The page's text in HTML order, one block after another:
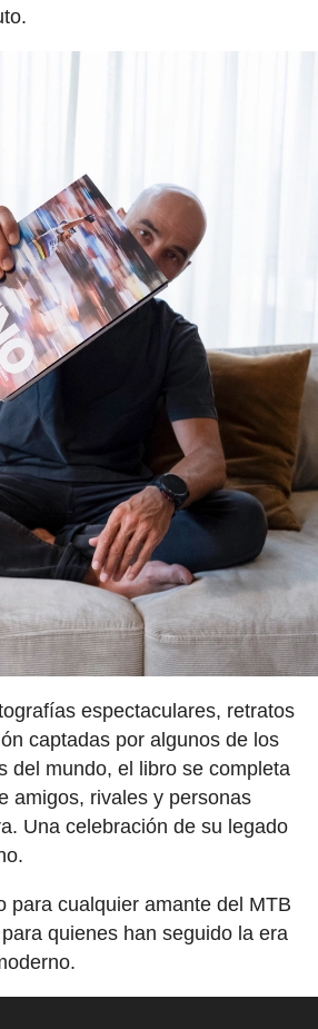
espectaculares, retratos
captadas por algunos de los
del mundo, el libro se completa
amigos, rivales y personas
Una celebración de su legado
para cualquier amante del MTB
quienes han seguido la era